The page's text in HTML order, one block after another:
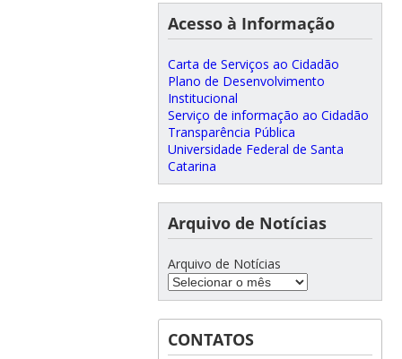
Acesso à Informação
Carta de Serviços ao Cidadão
Plano de Desenvolvimento
Institucional
Serviço de informação ao Cidadão
Transparência Pública
Universidade Federal de Santa
Catarina
Arquivo de Notícias
Arquivo de Notícias
CONTATOS